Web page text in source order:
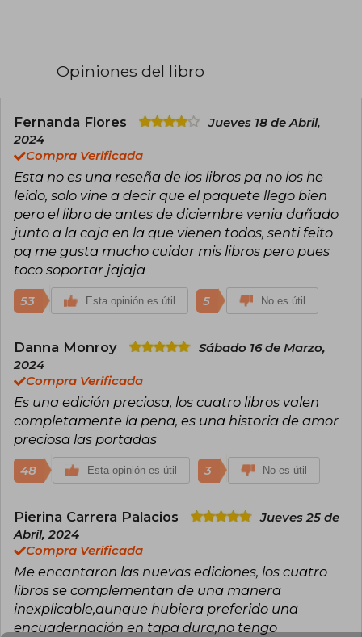
En dos ocasiones ha sido ganadora de los
Es una de las autoras más jóvenes en conseguir
Antes de diciembre se posicionó entre las 10
novelas más vendidas en diversos países.​ En el
2022, fue la autora más vendida solo detrás de
los libros de Harry Potter. Viajó por diversos
países y ciudades para promocionar sus
historias. Por ejemplo en Madrid, donde
colapsó la Gran Vía, y México, donde reunió a
cientos de lectores en la FIL de Guadalajara.
Opiniones del libro
Fernanda Flores
Jueves 18 de Abril,
2024
Compra Verificada
Esta no es una reseña de los libros pq no los he
leido, solo vine a decir que el paquete llego bien
pero el libro de antes de diciembre venia dañado
junto a la caja en la que vienen todos, senti feito
pq me gusta mucho cuidar mis libros pero pues
toco soportar jajaja
53 Esta opinión es útil 5 No es útil
Danna Monroy
Sábado 16 de Marzo,
2024
Compra Verificada
Es una edición preciosa, los cuatro libros valen
completamente la pena, es una historia de amor
preciosa las portadas
48 Esta opinión es útil 3 No es útil
Pierina Carrera Palacios
Jueves 25 de
Abril, 2024
Compra Verificada
Me encantaron las nuevas ediciones, los cuatro
libros se complementan de una manera
inexplicable,aunque hubiera preferido una
encuadernación en tapa dura,no tengo